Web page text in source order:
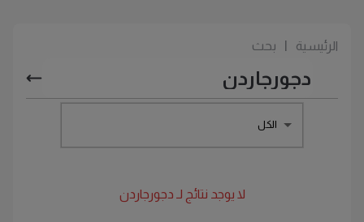
الرئيسية بحث
الكل
لا يوجد نتائج لـ دجورجاردن